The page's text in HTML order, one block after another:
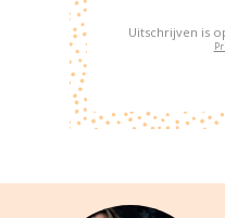
Uitschrijven is